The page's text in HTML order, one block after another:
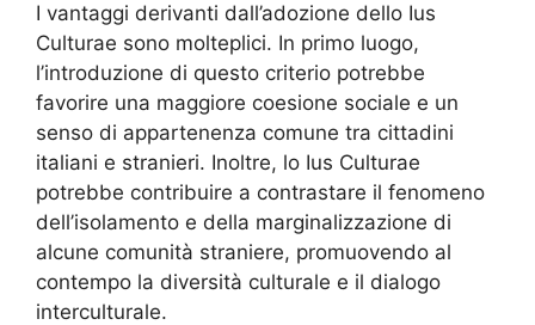
I vantaggi derivanti dall’adozione dello Ius
Culturae sono molteplici. In primo luogo,
l’introduzione di questo criterio potrebbe
favorire una maggiore coesione sociale e un
senso di appartenenza comune tra cittadini
italiani e stranieri. Inoltre, lo Ius Culturae
potrebbe contribuire a contrastare il fenomeno
dell’isolamento e della marginalizzazione di
alcune comunità straniere, promuovendo al
contempo la diversità culturale e il dialogo
interculturale.